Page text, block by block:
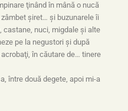
ţinând în mână o nucă
şiret… şi buzunarele îi
castane, nuci, migdale şi alte
pe la negustori şi după
în căutare de… tinere
între două degete, apoi mi-a